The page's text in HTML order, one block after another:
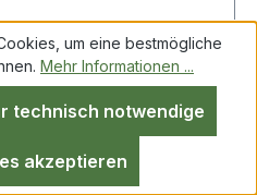
CORRUFLEX/BUNA/AS
60,0mm 4,5mm L.50m
und
zur Ableitung der
um eine bestmögliche
Mehr Informationen ...
technisch notwendige
akzeptieren